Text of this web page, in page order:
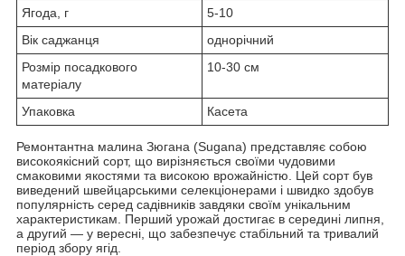
Ягода, г
5-10
Вік саджанця
однорічний
Розмір посадкового
матеріалу
10-30 см
Упаковка Касета
Ремонтантна малина Зюгана (Sugana) представляє собою
високоякісний сорт, що вирізняється своїми чудовими
смаковими якостями та високою врожайністю. Цей сорт був
виведений швейцарськими селекціонерами і швидко здобув
популярність серед садівників завдяки своїм унікальним
характеристикам. Перший урожай достигає в середині липня,
а другий — у вересні, що забезпечує стабільний та тривалий
період збору ягід.